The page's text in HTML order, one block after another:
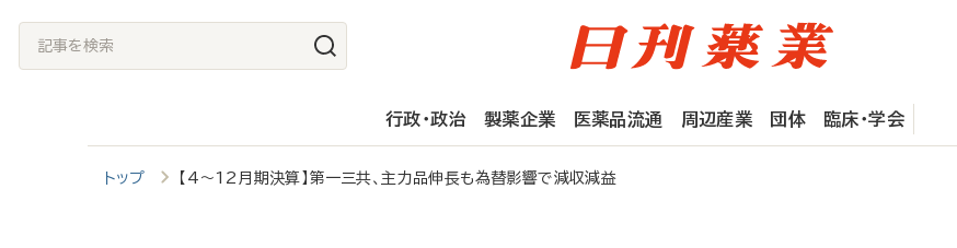
記
事
行政・政治 製薬企業 医薬品流通 周辺産業 団体 臨床・学会
トップ 【4～12月期決算】第一三共、主力品伸長も為替影響で減収減益